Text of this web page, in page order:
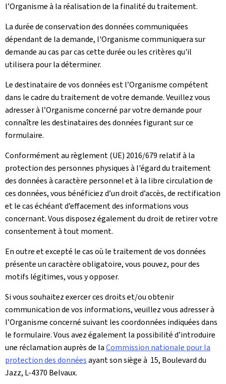
l’Organisme à la réalisation de la finalité du traitement.
La durée de conservation des données communiquées
dépendant de la demande, l'Organisme communiquera sur
demande au cas par cas cette durée ou les critères qu'il
utilisera pour la déterminer.
Le destinataire de vos données est l’Organisme compétent
dans le cadre du traitement de votre demande. Veuillez vous
adresser à l’Organisme concerné par votre demande pour
connaître les destinataires des données figurant sur ce
formulaire.
Conformément au règlement (UE) 2016/679 relatif à la
protection des personnes physiques à l'égard du traitement
des données à caractère personnel et à la libre circulation de
ces données, vous bénéficiez d’un droit d’accès, de rectification
et le cas échéant d’effacement des informations vous
concernant. Vous disposez également du droit de retirer votre
consentement à tout moment.
En outre et excepté le cas où le traitement de vos données
présente un caractère obligatoire, vous pouvez, pour des
motifs légitimes, vous y opposer.
Si vous souhaitez exercer ces droits et/ou obtenir
communication de vos informations, veuillez vous adresser à
l’Organisme concerné suivant les coordonnées indiquées dans
le formulaire. Vous avez également la possibilité d’introduire
une réclamation auprès de laCommission nationale pour la
protection des donnéesayant son siège à 15, Boulevard du
Jazz, L-4370 Belvaux.